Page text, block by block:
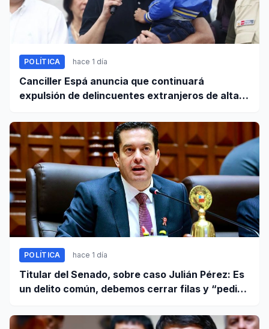
POLÍTICA hace 1 día
Canciller Espá anuncia que continuará
expulsión de delincuentes extranjeros de alta
POLÍTICA hace 1 día
Titular del Senado, sobre caso Julián Pérez: Es
un delito común, debemos cerrar filas y “pedir